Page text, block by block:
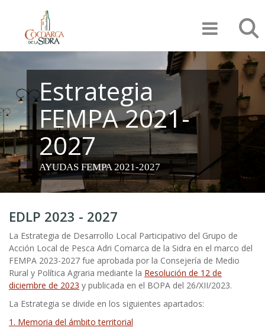
contenido
principal
Estrategia
FEMPA 2021-
2027
AYUDAS FEMPA 2021-2027
EDLP 2023 - 2027
La Estrategia de Desarrollo Local Participativo del Grupo de
Acción Local de Pesca Adri Comarca de la Sidra en el marco del
FEMPA 2023-2027 fue aprobada por la Consejería de Medio
Rural y Política Agraria mediante la Resolución de 12 de
diciembre de 2023 y publicada en el BOPA del 26/XII/2023.
La Estrategia se divide en los siguientes apartados:
1. Memoria del ámbito territorial